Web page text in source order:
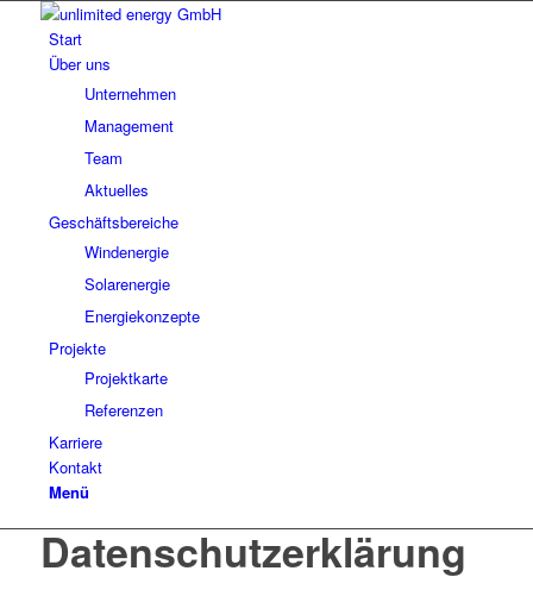
Start
Über uns
Unter­neh­men
Manage­ment
Team
Aktu­el­les
Geschäfts­be­rei­che
Wind­ener­gie
Solar­ener­gie
Ener­gie­kon­zepte
Pro­jekte
Pro­jekt­karte
Refe­ren­zen
Kar­riere
Kontakt
Menü
Daten­schutz­er­klä­rung